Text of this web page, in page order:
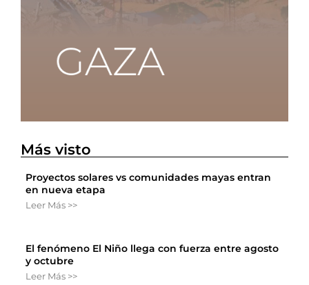
Más visto
Proyectos solares vs comunidades mayas entran
en nueva etapa
Leer Más >>
El fenómeno El Niño llega con fuerza entre agosto
y octubre
Leer Más >>